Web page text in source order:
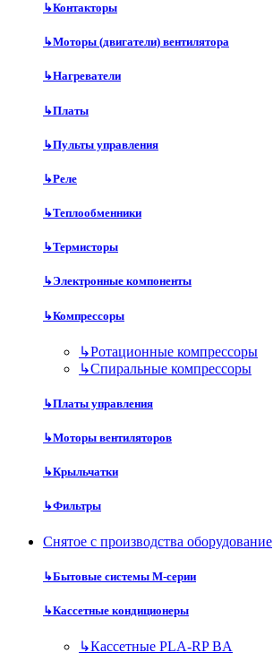
↳Контакторы
↳Моторы (двигатели) вентилятора
↳Нагреватели
↳Платы
↳Пульты управления
↳Реле
↳Теплообменники
↳Термисторы
↳Электронные компоненты
↳Компрессоры
↳Ротационные компрессоры
↳Спиральные компрессоры
↳Платы управления
↳Моторы вентиляторов
↳Крыльчатки
↳Фильтры
Снятое с производства оборудование
↳Бытовые системы M-серии
↳Кассетные кондиционеры
↳Кассетные PLA-RP BA